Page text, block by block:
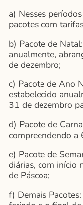
a) Nesses
pacotes com
b) Pacote de
anualmente,
de dezembro;
c) Pacote de Ano
estabelecido
31 de dezembro
d) Pacote de
compreendendo a
e) Pacote de
diárias, com início
de Páscoa;
f) Demais